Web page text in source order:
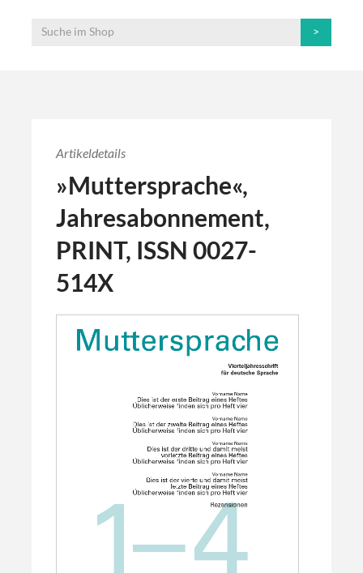
Artikeldetails
»Muttersprache«,
Jahresabonnement,
PRINT, ISSN 0027-
514X